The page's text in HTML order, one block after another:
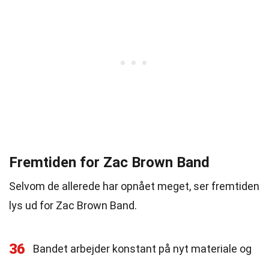
Fremtiden for Zac Brown Band
Selvom de allerede har opnået meget, ser fremtiden
lys ud for Zac Brown Band.
36
Bandet arbejder konstant på nyt materiale og